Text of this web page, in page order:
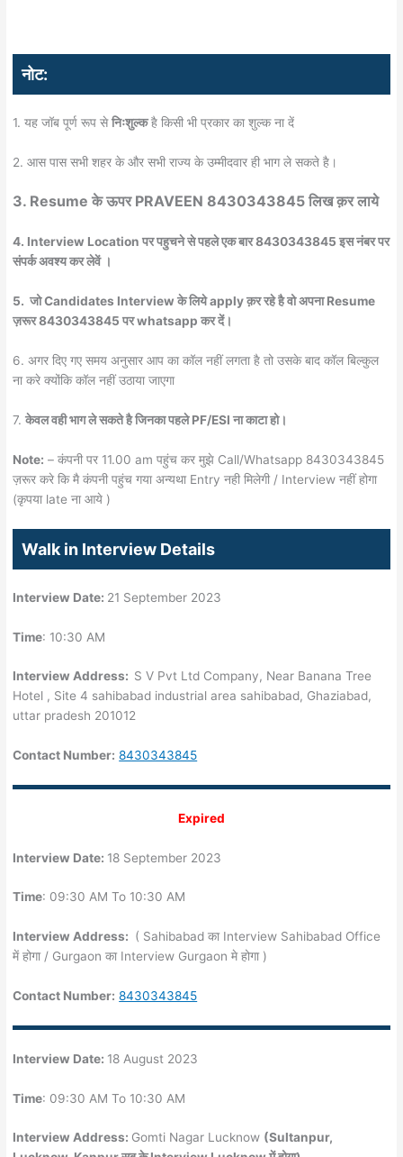
नोट:
1. यह जॉब पूर्ण रूप सेनिःशुल्कहै किसी भी प्रकार का शुल्क ना दें
2. आस पास सभी शहर के और सभी राज्य के उम्मीदवार ही भाग ले सकते है।
3. Resume के ऊपर PRAVEEN 8430343845 लिख क़र लाये
4. Interview Location पर पहुचने से पहले एक बार8430343845 इस नंबर पर
संपर्क अवश्य कर लेवें ।
5. जो Candidates Interview के लिये apply क़र रहे है वो अपना Resume
ज़रूर 8430343845 पर whatsapp कर दें।
6. अगर दिए गए समय अनुसार आप का कॉल नहीं लगता है तो उसके बाद कॉल बिल्कुल
ना करे क्योंकि कॉल नहीं उठाया जाएगा
7.केवल वही भाग ले सकते है जिनका पहले PF/ESI ना काटा हो।
Note: – कंपनी पर 11.00 am पहुंच कर मुझे Call/Whatsapp 8430343845
ज़रूर करे कि मै कंपनी पहुंच गया अन्यथा Entry नही मिलेगी / Interview नहीं होगा
(कृपया late ना आये )
Walk in Interview Details
Interview Date: 21 September 2023
Time: 10:30 AM
Interview Address: S V Pvt Ltd Company, Near Banana Tree
Hotel , Site 4 sahibabad industrial area sahibabad, Ghaziabad,
uttar pradesh 201012
Contact Number: 8430343845
Expired
Interview Date: 18 September 2023
Time: 09:30 AM To 10:30 AM
Interview Address: ( Sahibabad का Interview Sahibabad Office
में होगा / Gurgaon का Interview Gurgaon मे होगा )
Contact Number: 8430343845
Interview Date: 18 August 2023
Time: 09:30 AM To 10:30 AM
Interview Address: Gomti Nagar Lucknow (Sultanpur,